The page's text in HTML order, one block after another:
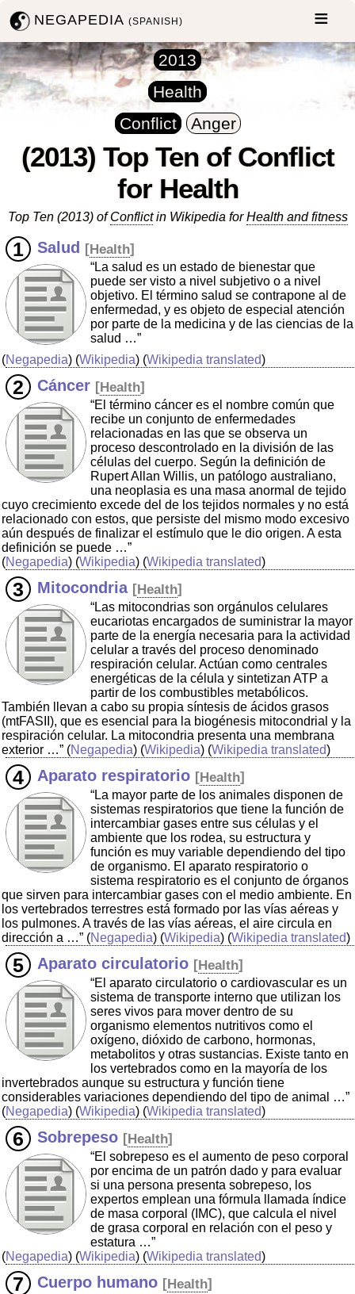
NEGAPEDIA(SPANISH)
2013
Health
Conflict
Anger
(2013) Top Ten of Conflict
for Health
Top Ten (2013) ofConflictin Wikipedia forHealth and fitness
Salud [Health]
“La salud es un estado de bienestar que
puede ser visto a nivel subjetivo o a nivel
objetivo. El término salud se contrapone al de
enfermedad, y es objeto de especial atención
por parte de la medicina y de las ciencias de la
salud …”
(Negapedia) (Wikipedia) (Wikipedia translated)
Cáncer [Health]
“El término cáncer es el nombre común que
recibe un conjunto de enfermedades
relacionadas en las que se observa un
proceso descontrolado en la división de las
células del cuerpo. Según la definición de
Rupert Allan Willis, un patólogo australiano,
una neoplasia es una masa anormal de tejido
cuyo crecimiento excede del de los tejidos normales y no está
relacionado con estos, que persiste del mismo modo excesivo
aún después de finalizar el estímulo que le dio origen. A esta
definición se puede …”
(Negapedia) (Wikipedia) (Wikipedia translated)
Mitocondria [Health]
“Las mitocondrias son orgánulos celulares
eucariotas encargados de suministrar la mayor
parte de la energía necesaria para la actividad
celular a través del proceso denominado
respiración celular. Actúan como centrales
energéticas de la célula y sintetizan ATP a
partir de los combustibles metabólicos.
También llevan a cabo su propia síntesis de ácidos grasos
(mtFASII), que es esencial para la biogénesis mitocondrial y la
respiración celular. La mitocondria presenta una membrana
exterior …” (Negapedia) (Wikipedia) (Wikipedia translated)
Aparato respiratorio [Health]
“La mayor parte de los animales disponen de
sistemas respiratorios que tiene la función de
intercambiar gases entre sus células y el
ambiente que los rodea, su estructura y
función es muy variable dependiendo del tipo
de organismo. El aparato respiratorio o
sistema respiratorio es el conjunto de órganos
que sirven para intercambiar gases con el medio ambiente. En
los vertebrados terrestres está formado por las vías aéreas y
los pulmones. A través de las vías aéreas, el aire circula en
dirección a …” (Negapedia) (Wikipedia) (Wikipedia translated)
Aparato circulatorio [Health]
“El aparato circulatorio o cardiovascular es un
sistema de transporte interno que utilizan los
seres vivos para mover dentro de su
organismo elementos nutritivos como el
oxígeno, dióxido de carbono, hormonas,
metabolitos y otras sustancias. Existe tanto en
los vertebrados como en la mayoría de los
invertebrados aunque su estructura y función tiene
considerables variaciones dependiendo del tipo de animal …”
(Negapedia) (Wikipedia) (Wikipedia translated)
Sobrepeso [Health]
“El sobrepeso es el aumento de peso corporal
por encima de un patrón dado y para evaluar
si una persona presenta sobrepeso, los
expertos emplean una fórmula llamada índice
de masa corporal (IMC), que calcula el nivel
de grasa corporal en relación con el peso y
estatura …”
(Negapedia) (Wikipedia) (Wikipedia translated)
Cuerpo humano [Health]